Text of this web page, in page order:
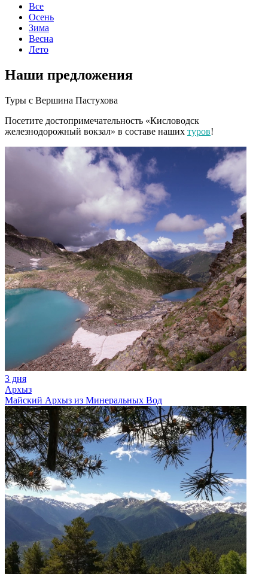
Все
Осень
Зима
Весна
Лето
Наши предложения
Туры с Вершина Пастухова
Посетите достопримечательность «Кисловодск
железнодорожный вокзал» в составе наших туров!
3 дня
Архыз
Майский Архыз из Минеральных Вод